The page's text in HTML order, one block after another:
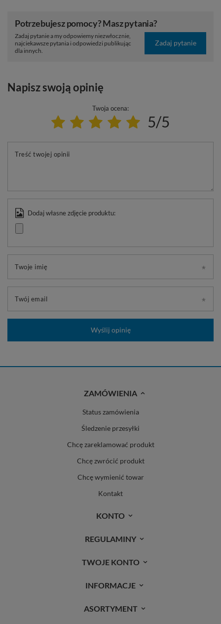
Potrzebujesz pomocy? Masz pytania?
Zadaj pytanie a my odpowiemy niezwłocznie,
najciekawsze pytania i odpowiedzi publikując
dla innych.
Zadaj pytanie
Napisz swoją opinię
Twoja ocena:
5/5
Treść twojej opinii
Dodaj własne zdjęcie produktu:
Twoje imię
Twój email
Wyślij opinię
ZAMÓWIENIA
Status zamówienia
Śledzenie przesyłki
Chcę zareklamować produkt
Chcę zwrócić produkt
Chcę wymienić towar
Kontakt
KONTO
REGULAMINY
TWOJE KONTO
INFORMACJE
ASORTYMENT